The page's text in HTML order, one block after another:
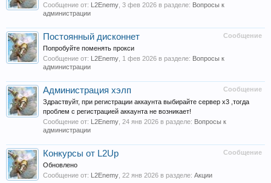
Сообщение от: L2Enemy 3 фев 2026 в разделе: Вопросы к
администрации
Сообщение
Постоянный дисконнет
Попробуйте поменять прокси
Сообщение от: L2Enemy 1 фев 2026 в разделе: Вопросы к
администрации
Сообщение
Администрация хэлп
Здраствуйт, при регистрации аккаунта выбирайте сервер х3 ,тогда
проблем с регистрацией аккаунта не возникает!
Сообщение от: L2Enemy 24 янв 2026 в разделе: Вопросы к
администрации
Сообщение
Конкурсы от L2Up
Обновлено
Сообщение от: L2Enemy 22 янв 2026 в разделе: Акции